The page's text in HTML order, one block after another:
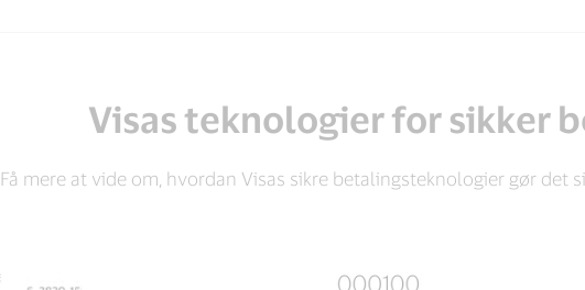
Visas teknologier for sikker
Få mere at vide om, hvordan Visas sikre betalingsteknologier gør det